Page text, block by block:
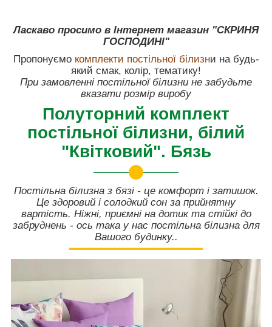
Ласкаво просимо в Інтернет магазин "СКРИНЯ
ГОСПОДИНІ"
Пропонуємо комплекти постільної білизни на будь-
який смак, колір, тематику!
При замовленні постільної білизни не забудьте
вказати розмір виробу
Полуторний комплект
постільної білизни, білий
"Квітковий". Бязь
Постільна білизна з бязі - це комфорт і затишок.
Це здоровий і солодкий сон за прийнятну
вартість. Ніжні, приємні на дотик та стійкі до
забруднень - ось така у нас постільна білизна для
Вашого будинку..